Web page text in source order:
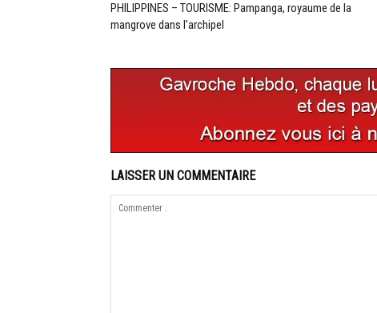
PHILIPPINES – TOURISME: Pampanga, royaume de la
mangrove dans l’archipel
LAISSER UN COMMENTAIRE